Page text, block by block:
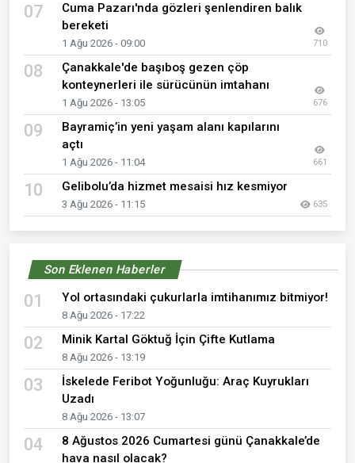
07
Cuma Pazarı'nda gözleri şenlendiren balık
bereketi
1 Ağu 2026 - 09:00 710
08
Çanakkale'de başıboş gezen çöp
konteynerleri ile sürücünün imtahanı
1 Ağu 2026 - 13:05 676
09
Bayramiç’in yeni yaşam alanı kapılarını
açtı
1 Ağu 2026 - 11:04 661
10 Gelibolu’da hizmet mesaisi hız kesmiyor
3 Ağu 2026 - 11:15 635
Son Eklenen Haberler
01 Yol ortasındaki çukurlarla imtihanımız bitmiyor!
8 Ağu 2026 - 17:22
02 Minik Kartal Göktuğ İçin Çifte Kutlama
8 Ağu 2026 - 13:19
03
İskelede Feribot Yoğunluğu: Araç Kuyrukları
Uzadı
8 Ağu 2026 - 13:07
04
8 Ağustos 2026 Cumartesi günü Çanakkale’de
hava nasıl olacak?